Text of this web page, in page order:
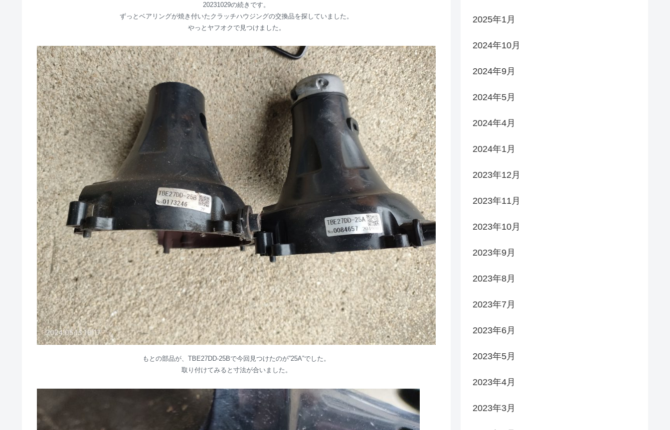
20231029の続きです。
ずっとベアリングが焼き付いたクラッチハウジングの交換品を探していました。
やっとヤフオクで見つけました。
もとの部品が、TBE27DD-25Bで今回見つけたのが”25A”でした。
取り付けてみると寸法が合いました。
2025年1月
2024年10月
2024年9月
2024年5月
2024年4月
2024年1月
2023年12月
2023年11月
2023年10月
2023年9月
2023年8月
2023年7月
2023年6月
2023年5月
2023年4月
2023年3月